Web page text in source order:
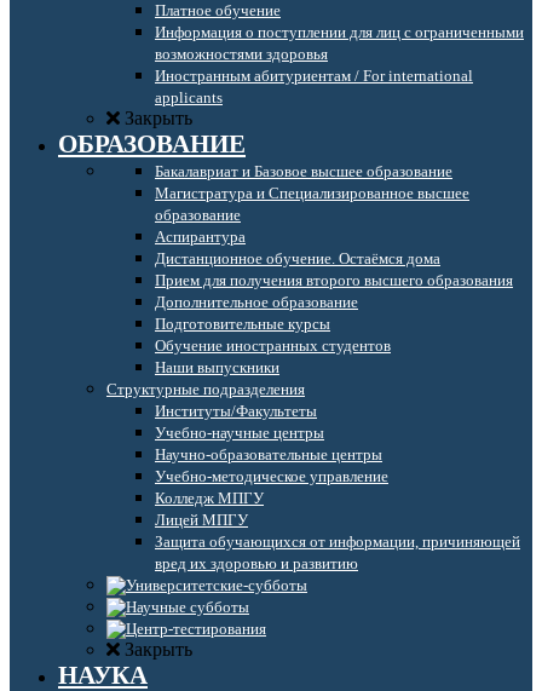
Платное обучение
Информация о поступлении для лиц с ограниченными
возможностями здоровья
Иностранным абитуриентам / For international
applicants
Закрыть
ОБРАЗОВАНИЕ
Бакалавриат и Базовое высшее образование
Магистратура и Специализированное высшее
образование
Аспирантура
Дистанционное обучение. Остаёмся дома
Прием для получения второго высшего образования
Дополнительное образование
Подготовительные курсы
Обучение иностранных студентов
Наши выпускники
Структурные подразделения
Институты/Факультеты
Учебно-научные центры
Научно-образовательные центры
Учебно-методическое управление
Колледж МПГУ
Лицей МПГУ
Защита обучающихся от информации, причиняющей
вред их здоровью и развитию
Закрыть
НАУКА